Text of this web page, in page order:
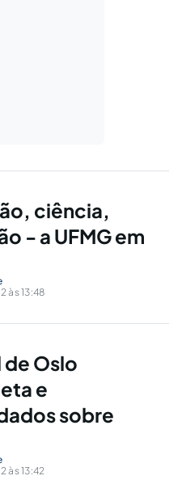
ciência,
- a UFMG em
às 13:48
de Oslo
e
sobre
às 13:42